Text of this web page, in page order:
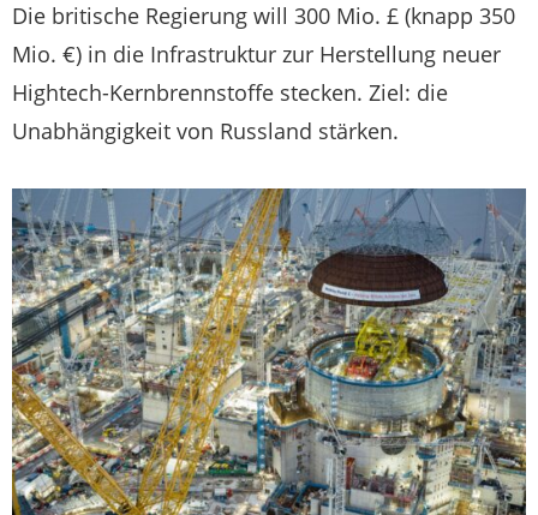
Die britische Regierung will 300 Mio. £ (knapp 350
Mio. €) in die Infrastruktur zur Herstellung neuer
Hightech-Kernbrennstoffe stecken. Ziel: die
Unabhängigkeit von Russland stärken.